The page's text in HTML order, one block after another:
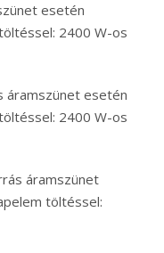
esetén
2400 W-os
áramszünet esetén
2400 W-os
áramszünet
töltéssel: